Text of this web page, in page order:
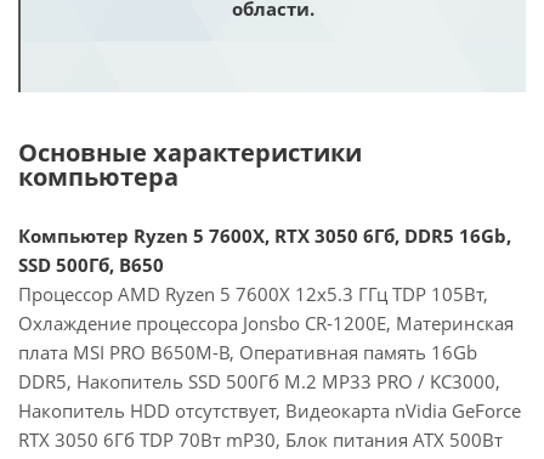
области.
Основные характеристики
компьютера
Компьютер Ryzen 5 7600X, RTX 3050 6Гб, DDR5 16Gb,
SSD 500Гб, B650
Процессор AMD Ryzen 5 7600X 12x5.3 ГГц TDP 105Вт,
Охлаждение процессора Jonsbo CR-1200E, Материнская
плата MSI PRO B650M-B, Оперативная память 16Gb
DDR5, Накопитель SSD 500Гб M.2 MP33 PRO / KC3000,
Накопитель HDD отсутствует, Видеокарта nVidia GeForce
RTX 3050 6Гб TDP 70Вт mP30, Блок питания ATX 500Вт